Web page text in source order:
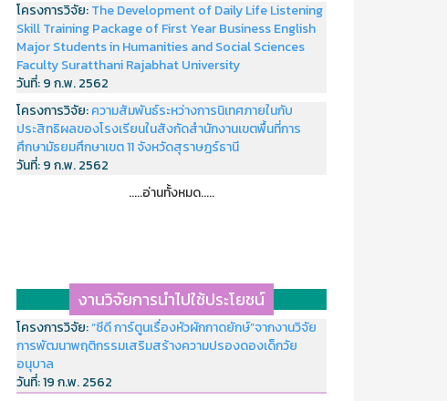
โครงการวิจัย:The Development of Daily Life Listening
Skill Training Package of First Year Business English
Major Students in Humanities and Social Sciences
Faculty Suratthani Rajabhat University
วันที่:9 ก.พ. 2562
โครงการวิจัย:ความสัมพันธ์ระหว่างการนิเทศภายในกับ
ประสิทธิผลของโรงเรียนในสังกัดสำนักงานเขตพื้นที่การ
ศึกษามัธยมศึกษาเขต 11 จังหวัดสุราษฎร์ธานี
วันที่:9 ก.พ. 2562
.....อ่านทั้งหมด.....
งานวิจัยการนำไปใช้ประโยชน์
โครงการวิจัย:“ซีดี การ์ตูนเรื่องหัวผักกาดยักษ์”จากงานวิจัย
การพัฒนาพฤติกรรมเสริมสร้างความปรองดองเด็กวัย
อนุบาล
วันที่:19 ก.พ. 2562